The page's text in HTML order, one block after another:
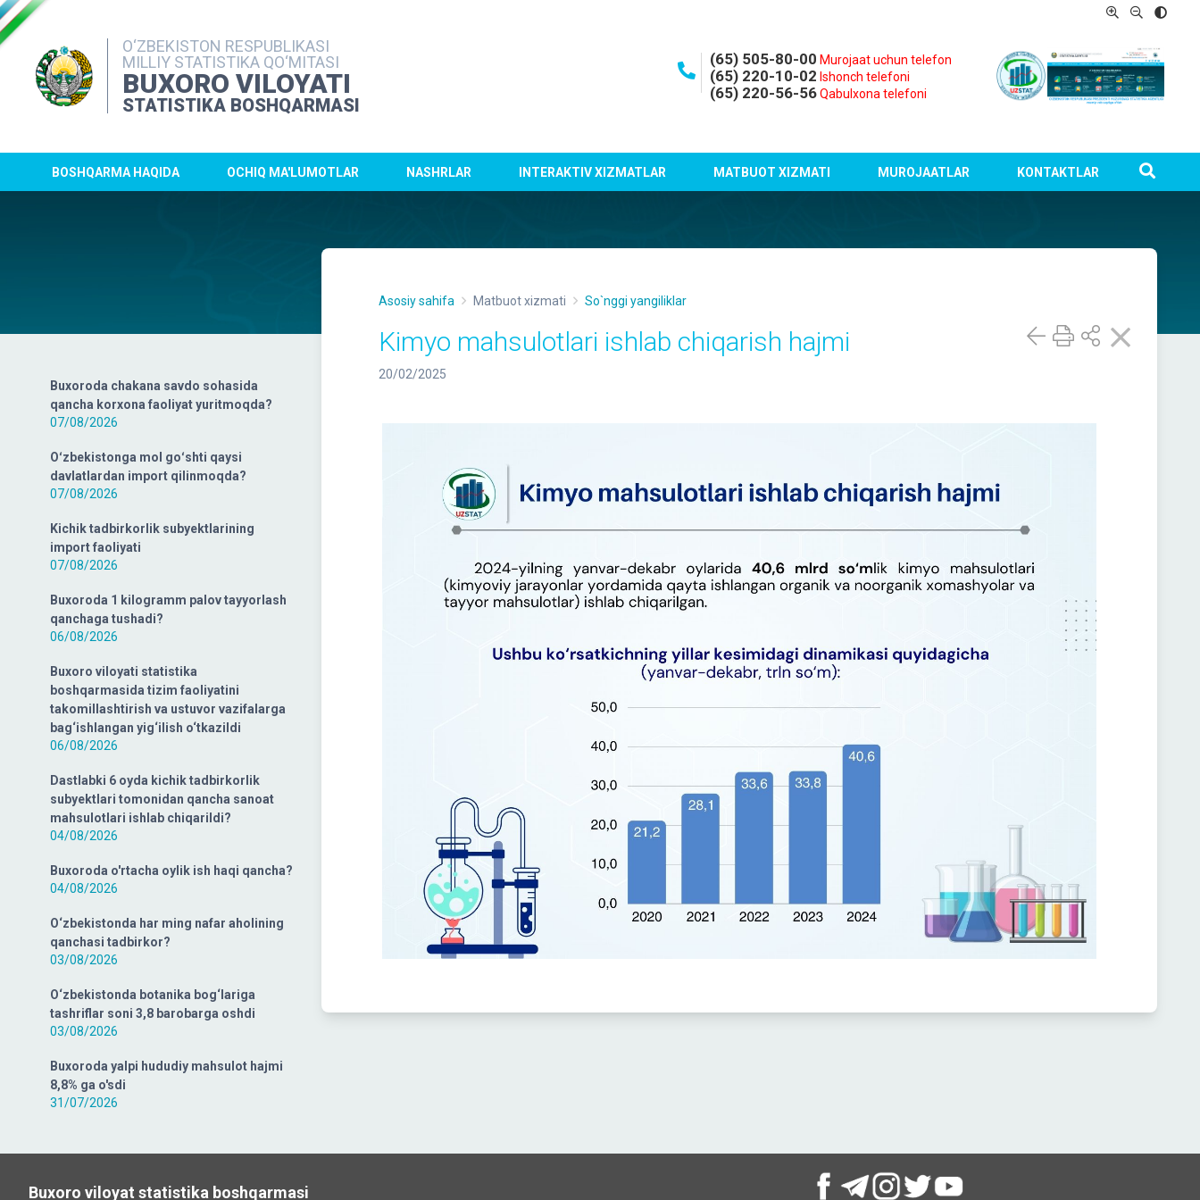
O‘ZBEKISTON RESPUBLIKASI
MILLIY STATISTIKA QO‘MITASI
BUXORO VILOYATI
STATISTIKA BOSHQARMASI
(65) 505-80-00 Murojaat uchun telefon
(65) 220-10-02 Ishonch telefoni
(65) 220-56-56 Qabulxona telefoni
BOSHQARMA HAQIDA OCHIQ MA'LUMOTLAR NASHRLAR INTERAKTIV XIZMATLAR MATBUOT XIZMATI MUROJAATLAR KONTAKTLAR
Buxoroda chakana savdo sohasida
qancha korxona faoliyat yuritmoqda?
07/08/2026
Oʻzbekistonga mol goʻshti qaysi
davlatlardan import qilinmoqda?
07/08/2026
Kichik tadbirkorlik subyektlarining
import faoliyati
07/08/2026
Buxoroda 1 kilogramm palov tayyorlash
qanchaga tushadi?
06/08/2026
Buxoro viloyati statistika
boshqarmasida tizim faoliyatini
takomillashtirish va ustuvor vazifalarga
bag‘ishlangan yig‘ilish o‘tkazildi
06/08/2026
Dastlabki 6 oyda kichik tadbirkorlik
subyektlari tomonidan qancha sanoat
mahsulotlari ishlab chiqarildi?
04/08/2026
Buxoroda o'rtacha oylik ish haqi qancha?
04/08/2026
O‘zbekistonda har ming nafar aholining
qanchasi tadbirkor?
03/08/2026
O‘zbekistonda botanika bog‘lariga
tashriflar soni 3,8 barobarga oshdi
03/08/2026
Buxoroda yalpi hududiy mahsulot hajmi
8,8% ga o'sdi
31/07/2026
Asosiy sahifa Matbuot xizmati So`nggi yangiliklar
Kimyo mahsulotlari ishlab chiqarish hajmi
20/02/2025
Buxoro viloyat statistika boshqarmasi